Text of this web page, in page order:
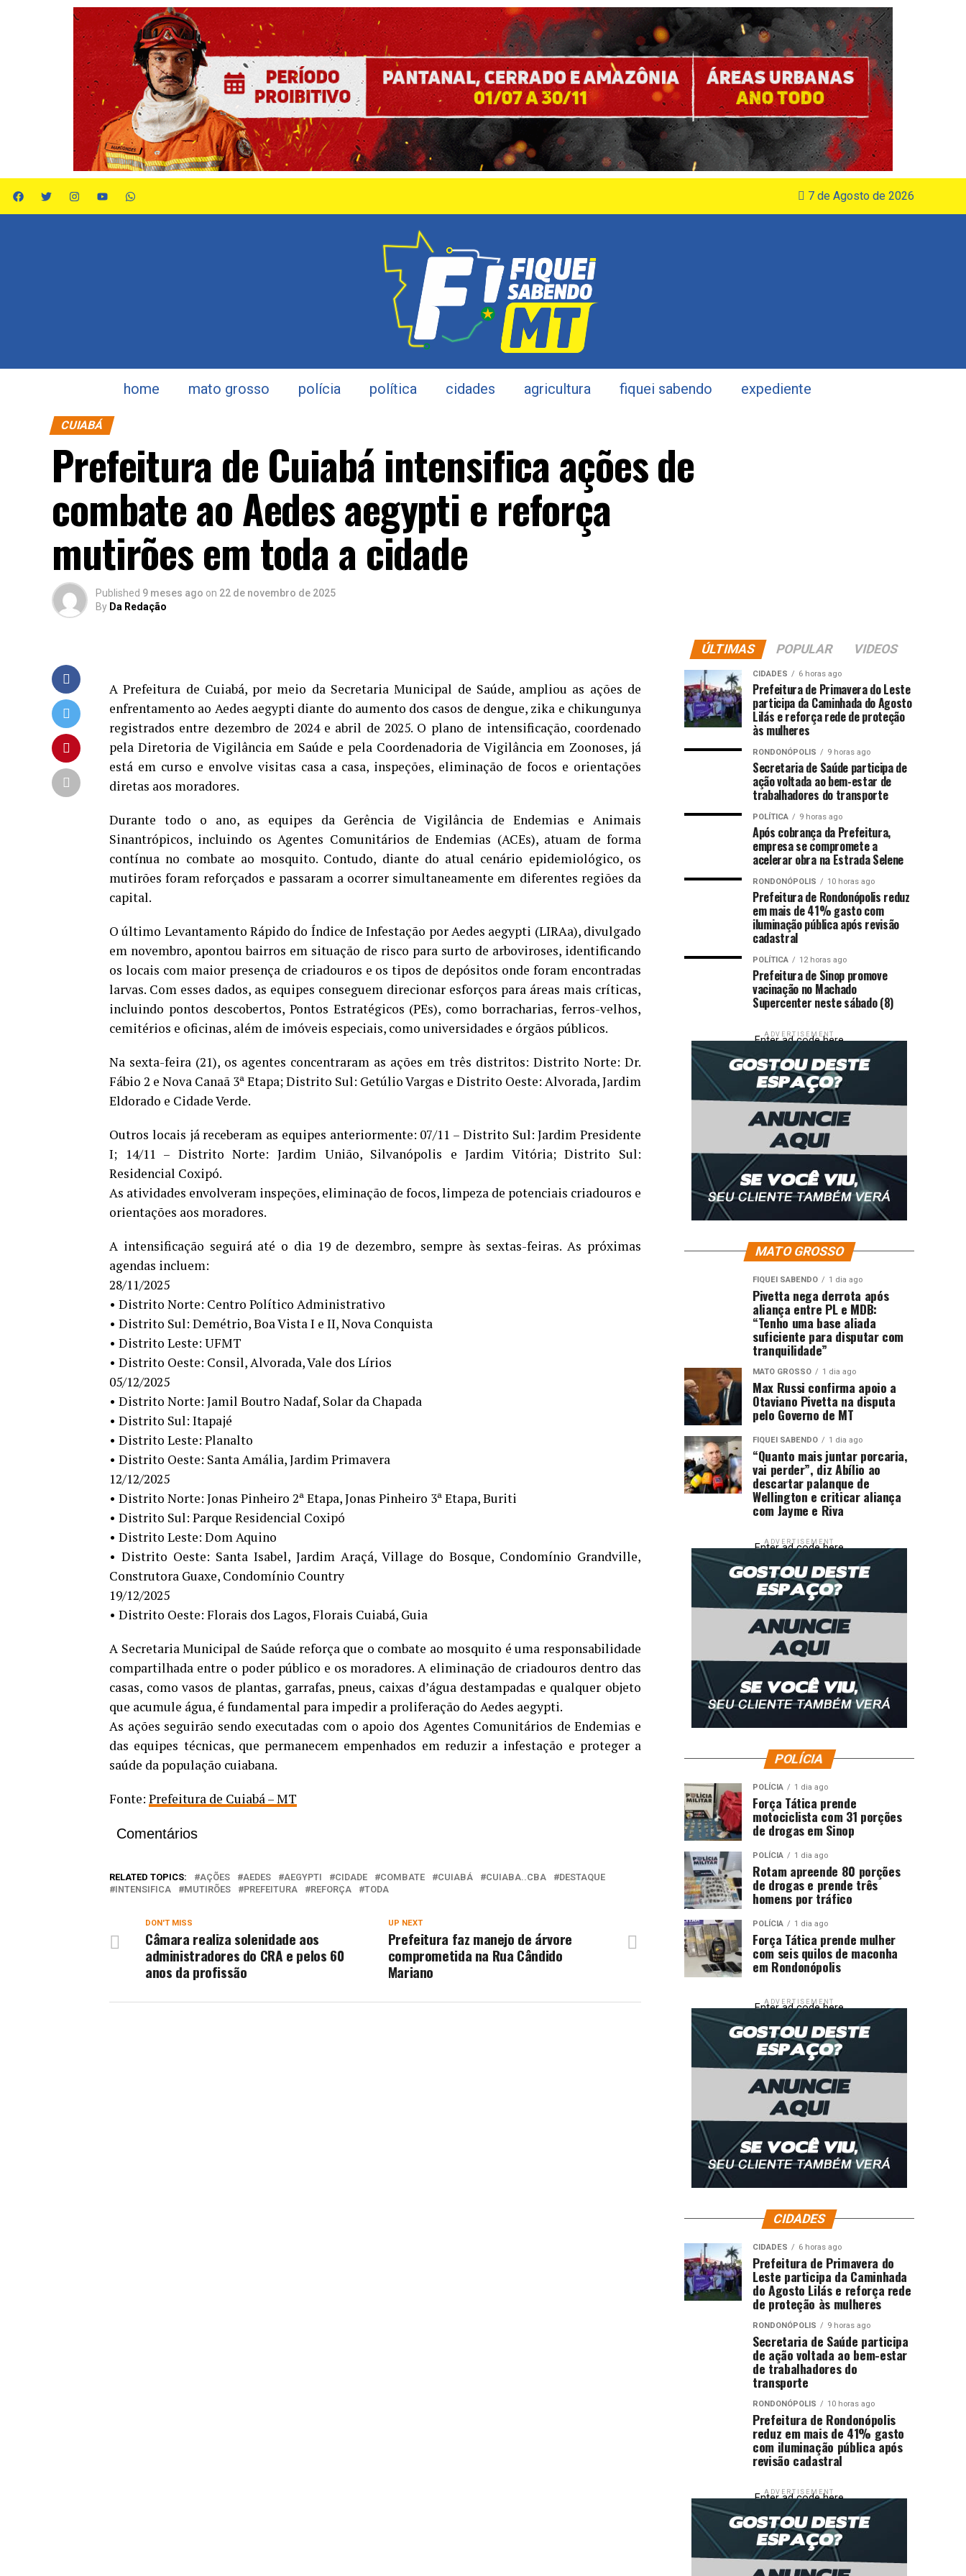
7 de Agosto de 2026
home mato grosso polícia política cidades agricultura fiquei sabendo expediente
CUIABÁ
Prefeitura de Cuiabá intensifica ações de
combate ao Aedes aegypti e reforça
mutirões em toda a cidade
Published 9 meses ago on 22 de novembro de 2025
By Da Redação
A Prefeitura de Cuiabá, por meio da Secretaria Municipal de Saúde, ampliou as ações de
enfrentamento ao Aedes aegypti diante do aumento dos casos de dengue, zika e chikungunya
registrados entre dezembro de 2024 e abril de 2025. O plano de intensificação, coordenado
pela Diretoria de Vigilância em Saúde e pela Coordenadoria de Vigilância em Zoonoses, já
está em curso e envolve visitas casa a casa, inspeções, eliminação de focos e orientações
diretas aos moradores.
Durante todo o ano, as equipes da Gerência de Vigilância de Endemias e Animais
Sinantrópicos, incluindo os Agentes Comunitários de Endemias (ACEs), atuam de forma
contínua no combate ao mosquito. Contudo, diante do atual cenário epidemiológico, os
mutirões foram reforçados e passaram a ocorrer simultaneamente em diferentes regiões da
capital.
O último Levantamento Rápido do Índice de Infestação por Aedes aegypti (LIRAa), divulgado
em novembro, apontou bairros em situação de risco para surto de arboviroses, identificando
os locais com maior presença de criadouros e os tipos de depósitos onde foram encontradas
larvas. Com esses dados, as equipes conseguem direcionar esforços para áreas mais críticas,
incluindo pontos descobertos, Pontos Estratégicos (PEs), como borracharias, ferros-velhos,
cemitérios e oficinas, além de imóveis especiais, como universidades e órgãos públicos.
Na sexta-feira (21), os agentes concentraram as ações em três distritos: Distrito Norte: Dr.
Fábio 2 e Nova Canaã 3ª Etapa; Distrito Sul: Getúlio Vargas e Distrito Oeste: Alvorada, Jardim
Eldorado e Cidade Verde.
Outros locais já receberam as equipes anteriormente: 07/11 – Distrito Sul: Jardim Presidente
I; 14/11 – Distrito Norte: Jardim União, Silvanópolis e Jardim Vitória; Distrito Sul:
Residencial Coxipó.
As atividades envolveram inspeções, eliminação de focos, limpeza de potenciais criadouros e
orientações aos moradores.
A intensificação seguirá até o dia 19 de dezembro, sempre às sextas-feiras. As próximas
agendas incluem:
28/11/2025
• Distrito Norte: Centro Político Administrativo
• Distrito Sul: Demétrio, Boa Vista I e II, Nova Conquista
• Distrito Leste: UFMT
• Distrito Oeste: Consil, Alvorada, Vale dos Lírios
05/12/2025
• Distrito Norte: Jamil Boutro Nadaf, Solar da Chapada
• Distrito Sul: Itapajé
• Distrito Leste: Planalto
• Distrito Oeste: Santa Amália, Jardim Primavera
12/12/2025
• Distrito Norte: Jonas Pinheiro 2ª Etapa, Jonas Pinheiro 3ª Etapa, Buriti
• Distrito Sul: Parque Residencial Coxipó
• Distrito Leste: Dom Aquino
• Distrito Oeste: Santa Isabel, Jardim Araçá, Village do Bosque, Condomínio Grandville,
Construtora Guaxe, Condomínio Country
19/12/2025
• Distrito Oeste: Florais dos Lagos, Florais Cuiabá, Guia
A Secretaria Municipal de Saúde reforça que o combate ao mosquito é uma responsabilidade
compartilhada entre o poder público e os moradores. A eliminação de criadouros dentro das
casas, como vasos de plantas, garrafas, pneus, caixas d’água destampadas e qualquer objeto
que acumule água, é fundamental para impedir a proliferação do Aedes aegypti.
As ações seguirão sendo executadas com o apoio dos Agentes Comunitários de Endemias e
das equipes técnicas, que permanecem empenhados em reduzir a infestação e proteger a
saúde da população cuiabana.
Fonte: Prefeitura de Cuiabá – MT
Comentários
RELATED TOPICS: AÇÕES AEDES AEGYPTI CIDADE COMBATE CUIABÁ CUIABA..CBA
DESTAQUE
INTENSIFICA
MUTIRÕES PREFEITURA REFORÇA TODA
UP NEXT
Prefeitura faz manejo de árvore
comprometida na Rua Cândido
Mariano
DON'T MISS
Câmara realiza solenidade aos
administradores do CRA e pelos 60
anos da profissão
ÚLTIMAS POPULAR VIDEOS
CIDADES 6 horas ago
Prefeitura de Primavera do Leste
participa da Caminhada do Agosto
Lilás e reforça rede de proteção
às mulheres
RONDONÓPOLIS 9 horas ago
Secretaria de Saúde participa de
ação voltada ao bem-estar de
trabalhadores do transporte
POLÍTICA 9 horas ago
Após cobrança da Prefeitura,
empresa se compromete a
acelerar obra na Estrada Selene
RONDONÓPOLIS 10 horas ago
Prefeitura de Rondonópolis reduz
em mais de 41% gasto com
iluminação pública após revisão
cadastral
POLÍTICA 12 horas ago
Prefeitura de Sinop promove
vacinação no Machado
Supercenter neste sábado (8)
ADVERTISEMENT
Enter ad code here
MATO GROSSO
FIQUEI SABENDO 1 dia ago
Pivetta nega derrota após
aliança entre PL e MDB:
“Tenho uma base aliada
suficiente para disputar com
tranquilidade”
MATO GROSSO 1 dia ago
Max Russi confirma apoio a
Otaviano Pivetta na disputa
pelo Governo de MT
FIQUEI SABENDO 1 dia ago
“Quanto mais juntar porcaria,
vai perder”, diz Abílio ao
descartar palanque de
Wellington e criticar aliança
com Jayme e Riva
ADVERTISEMENT
Enter ad code here
POLÍCIA
POLÍCIA 1 dia ago
Força Tática prende
motociclista com 31 porções
de drogas em Sinop
POLÍCIA 1 dia ago
Rotam apreende 80 porções
de drogas e prende três
homens por tráfico
POLÍCIA 1 dia ago
Força Tática prende mulher
com seis quilos de maconha
em Rondonópolis
ADVERTISEMENT
Enter ad code here
CIDADES
CIDADES 6 horas ago
Prefeitura de Primavera do
Leste participa da Caminhada
do Agosto Lilás e reforça rede
de proteção às mulheres
RONDONÓPOLIS 9 horas ago
Secretaria de Saúde participa
de ação voltada ao bem-estar
de trabalhadores do
transporte
RONDONÓPOLIS 10 horas ago
Prefeitura de Rondonópolis
reduz em mais de 41% gasto
com iluminação pública após
revisão cadastral
ADVERTISEMENT
Enter ad code here